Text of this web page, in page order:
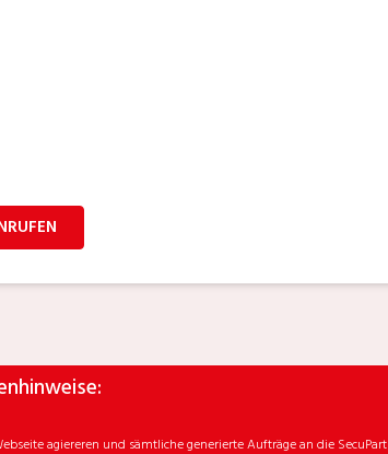
agiereren und sämtliche generierte Aufträge an die